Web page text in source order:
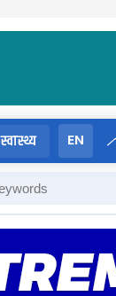
स्वास्थ्य EN